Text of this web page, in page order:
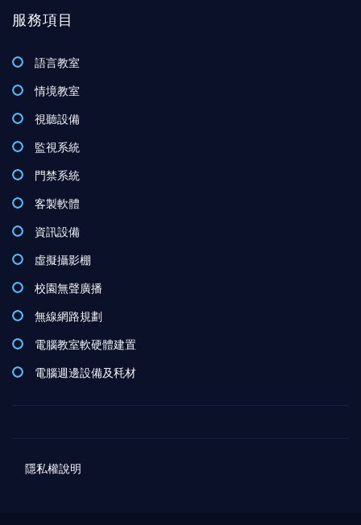
服務項目
語言教室
情境教室
視聽設備
監視系統
門禁系統
客製軟體
資訊設備
虛擬攝影棚
校園無聲廣播
無線網路規劃
電腦教室軟硬體建置
電腦週邊設備及秏材
隱私權說明